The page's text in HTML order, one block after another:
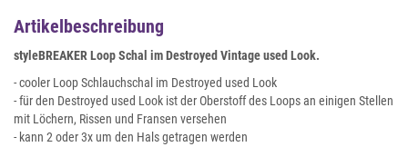
Artikelbeschreibung
styleBREAKER Loop Schal im Destroyed Vintage used Look.
- cooler Loop Schlauchschal im Destroyed used Look
- für den Destroyed used Look ist der Oberstoff des Loops an einigen Stellen
mit Löchern, Rissen und Fransen versehen
- kann 2 oder 3x um den Hals getragen werden